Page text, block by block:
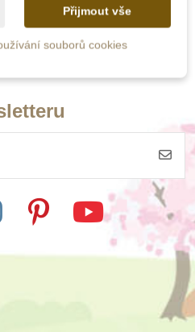
Přijmout vše
souborů cookies